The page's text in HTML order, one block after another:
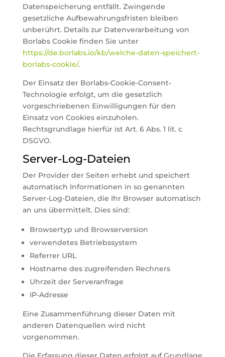
Datenspeicherung entfällt. Zwingende
gesetzliche Aufbewahrungsfristen bleiben
unberührt. Details zur Datenverarbeitung von
Borlabs Cookie finden Sie unter
https://de.borlabs.io/kb/welche-daten-speichert-
borlabs-cookie/.
Der Einsatz der Borlabs-Cookie-Consent-
Technologie erfolgt, um die gesetzlich
vorgeschriebenen Einwilligungen für den
Einsatz von Cookies einzuholen.
Rechtsgrundlage hierfür ist Art. 6 Abs. 1 lit. c
DSGVO.
Server-Log-Dateien
Der Provider der Seiten erhebt und speichert
automatisch Informationen in so genannten
Server-Log-Dateien, die Ihr Browser automatisch
an uns übermittelt. Dies sind:
Browsertyp und Browserversion
verwendetes Betriebssystem
Referrer URL
Hostname des zugreifenden Rechners
Uhrzeit der Serveranfrage
IP-Adresse
Eine Zusammenführung dieser Daten mit
anderen Datenquellen wird nicht
vorgenommen.